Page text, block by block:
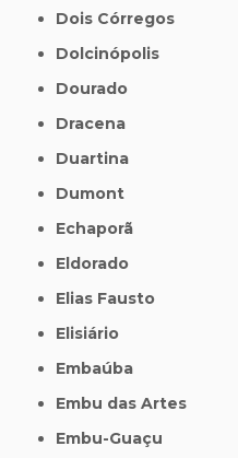
Dois Córregos
Dolcinópolis
Dourado
Dracena
Duartina
Dumont
Echaporã
Eldorado
Elias Fausto
Elisiário
Embaúba
Embu das Artes
Embu-Guaçu